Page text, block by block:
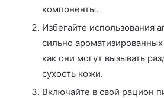
компоненты.
Избегайте использования
сильно
как они могут вызывать
сухость кожи.
Включайте в свой рацион